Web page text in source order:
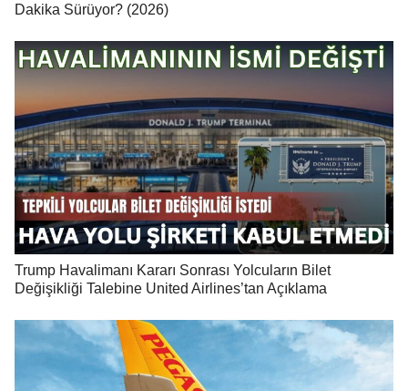
Dakika Sürüyor? (2026)
Trump Havalimanı Kararı Sonrası Yolcuların Bilet
Değişikliği Talebine United Airlines’tan Açıklama